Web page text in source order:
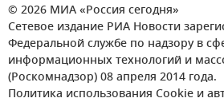
© 2026 МИА «Россия сегодня»
Сетевое издание РИА Новости
Федеральной службе по надзору в
информационных технологий и
(Роскомнадзор) 08 апреля 2014 года.
Политика использования Cookie и